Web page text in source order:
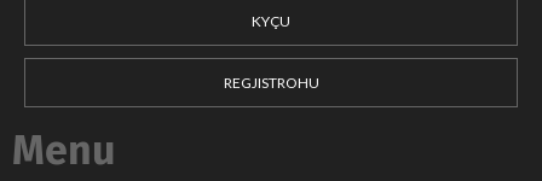
KYÇU
REGJISTROHU
Menu